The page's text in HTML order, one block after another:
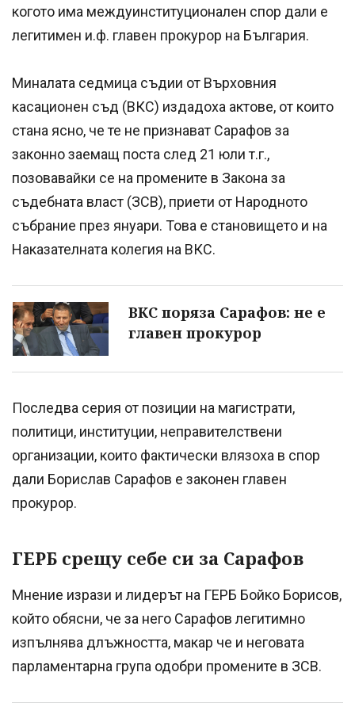
когото има междуинституционален спор дали е
легитимен и.ф. главен прокурор на България.
Миналата седмица съдии от Върховния
касационен съд (ВКС) издадоха актове, от които
стана ясно, че те не признават Сарафов за
законно заемащ поста след 21 юли т.г.,
позовавайки се на промените в Закона за
съдебната власт (ЗСВ), приети от Народното
събрание през януари. Това е становището и на
Наказателната колегия на ВКС.
ВКС поряза Сарафов: не е
главен прокурор
Последва серия от позиции на магистрати,
политици, институции, неправителствени
организации, които фактически влязоха в спор
дали Борислав Сарафов е законен главен
прокурор.
ГЕРБ срещу себе си за Сарафов
Мнение изрази и лидерът на ГЕРБ Бойко Борисов,
който обясни, че за него Сарафов легитимно
изпълнява длъжността, макар че и неговата
парламентарна група одобри промените в ЗСВ.